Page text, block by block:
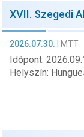
XVII. Szegedi
2026.07.30. MTT
Időpont:
Helyszín: